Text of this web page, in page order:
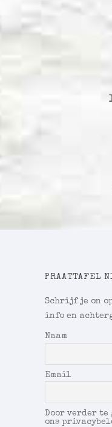
PRAATTAFEL
Schrijf je on
info en
Naam
Email
Door verder te
ons